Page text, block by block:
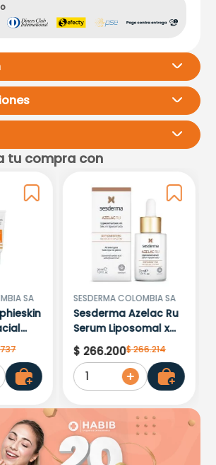
favor, inicia sesión para
un comentario.
tu compra con
SA
737
SESDERMA COLOMBIA SA
Sesderma Azelac Ru
Serum Liposomal x
30ml
$ 266.200$266.214
1